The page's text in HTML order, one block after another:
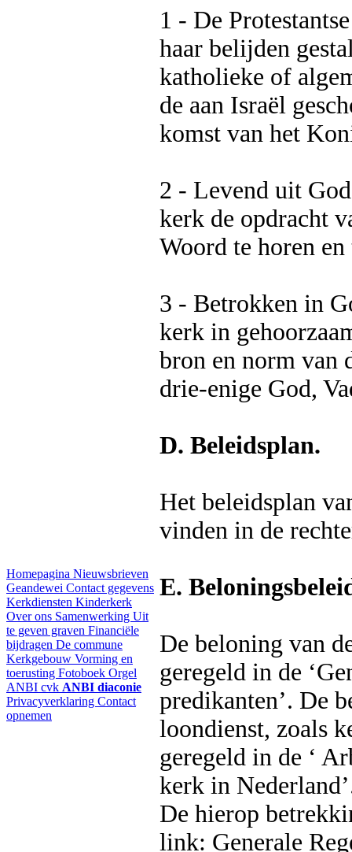
Homepagina Nieuwsbrieven
Geandewei Contact gegevens
Kerkdiensten Kinderkerk
Over ons Samenwerking Uit
te geven graven Financiële
bijdragen De commune
Kerkgebouw Vorming en
toerusting Fotoboek Orgel
ANBI cvk ANBI diaconie
Privacyverklaring Contact
opnemen
1 - De
haar belijden
katholieke of
de aan Israël
komst van het
2 - Levend uit
kerk de opdracht
Woord te horen
3 - Betrokken in
kerk in
bron en norm van
drie-enige God,
D. Beleidsplan.
Het beleidsplan
vinden in de
E.
De beloning van
geregeld in de
predikanten’. De
loondienst, zoals
geregeld in de ‘
kerk in
De hierop
link: Generale